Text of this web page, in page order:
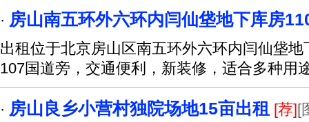
· 房山南五环外六环内闫仙垡地下库房
出租位于北京房山区南五环外六环内闫仙垡
107国道旁，交通便利，新装修，适合多种用
· 房山良乡小营村独院场地15亩出租 [荐][